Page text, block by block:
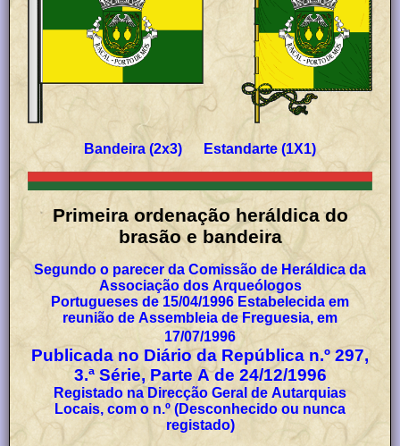
Bandeira (2x3) Estandarte (1X1)
Primeira ordenação heráldica do
brasão e bandeira
Segundo o parecer da Comissão de Heráldica da
Associação dos Arqueólogos
Portugueses de 15/04/1996 Estabelecida em
reunião de Assembleia de Freguesia, em
17/07/1996
Publicada no Diário da República n.º 297,
3.ª Série, Parte A de 24/12/1996
Registado na Direcção Geral de Autarquias
Locais, com o n.º (Desconhecido ou nunca
registado)